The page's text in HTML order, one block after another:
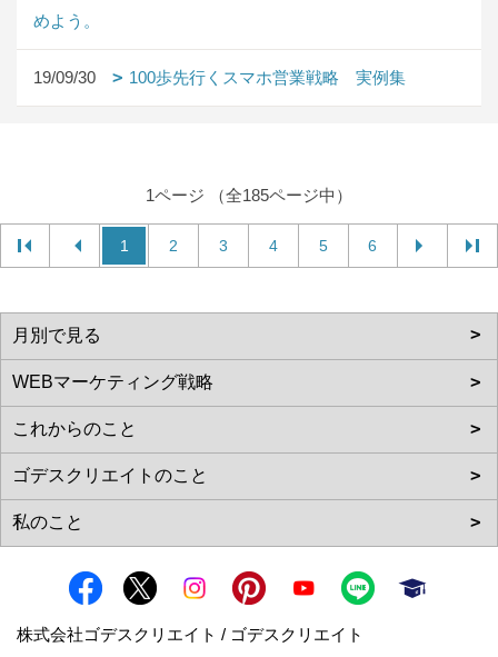
めよう。
19/09/30 100歩先行くスマホ営業戦略 実例集
1ページ （全185ページ中）
1 2 3 4 5 6
株式会社ゴデスクリエイト / ゴデスクリエイト